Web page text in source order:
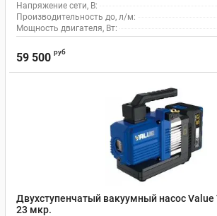
Напряжение сети, В:
Производительность до, л/м:
Мощность двигателя, Вт:
59 500 руб
Двухступенчатый вакуумный насос Value
23 мкр.